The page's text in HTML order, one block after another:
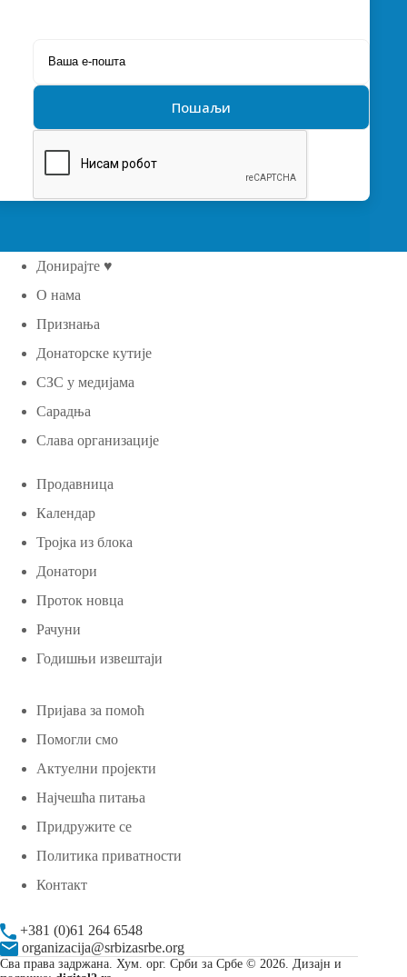
Донирајте ♥
О нама
Признања
Донаторске кутије
СЗС у медијама
Сарадња
Слава организације
Продавница
Календар
Тројка из блока
Донатори
Проток новца
Рачуни
Годишњи извештаји
Пријава за помоћ
Помогли смо
Актуелни пројекти
Најчешћа питања
Придружите се
Политика приватности
Контакт
+381 (0)61 264 6548
organizacija@srbizasrbe.org
Сва права задржана. Хум. орг. Срби за Србе © 2026. Дизајн и